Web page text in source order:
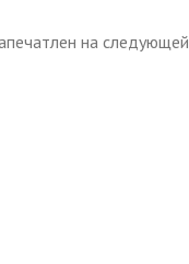
на следующей